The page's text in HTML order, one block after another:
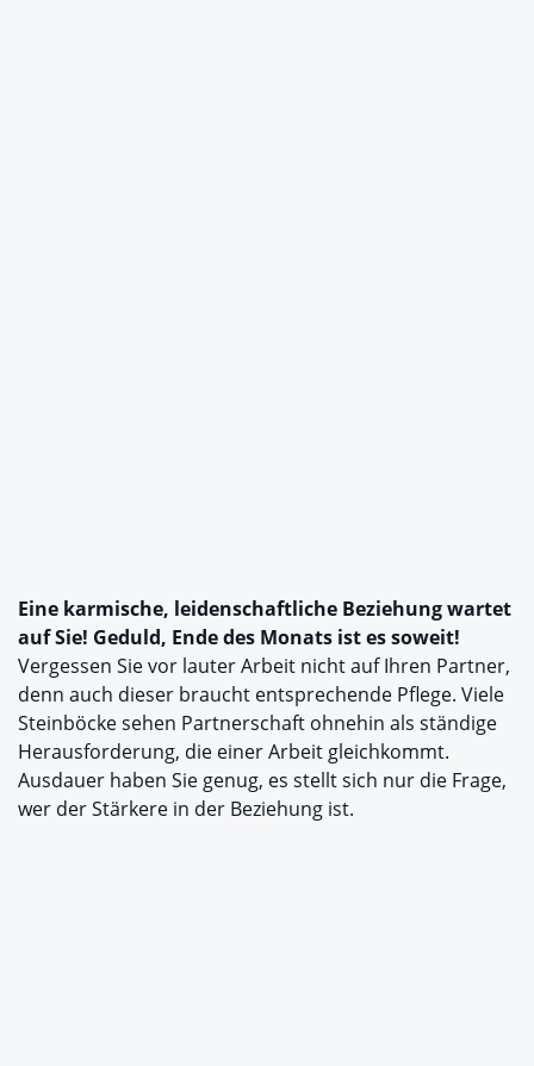
Eine karmische, leidenschaftliche Beziehung wartet
auf Sie! Geduld, Ende des Monats ist es soweit!
Vergessen Sie vor lauter Arbeit nicht auf Ihren Partner,
denn auch dieser braucht entsprechende Pflege. Viele
Steinböcke sehen Partnerschaft ohnehin als ständige
Herausforderung, die einer Arbeit gleichkommt.
Ausdauer haben Sie genug, es stellt sich nur die Frage,
wer der Stärkere in der Beziehung ist.